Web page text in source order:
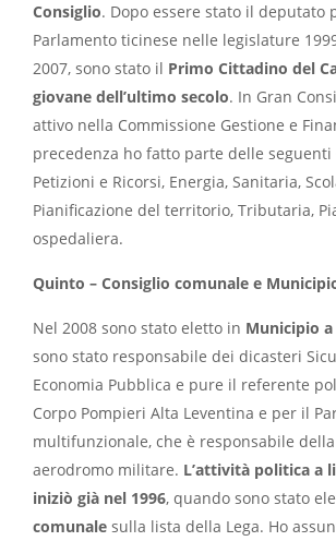
Consiglio. Dopo essere stato il deputato
Parlamento ticinese nelle legislature
2007, sono stato il Primo Cittadino del
giovane dell’ultimo secolo. In Gran
attivo nella Commissione Gestione e
precedenza ho fatto parte delle seguenti
Petizioni e Ricorsi, Energia, Sanitaria,
Pianificazione del territorio, Tributaria,
ospedaliera.
Quinto – Consiglio comunale e
Nel 2008 sono stato eletto in Municipio
sono stato responsabile dei dicasteri
Economia Pubblica e pure il referente
Corpo Pompieri Alta Leventina e per il
multifunzionale, che è responsabile della
aerodromo militare. L’attività politica a
iniziò già nel 1996, quando sono stato
comunale sulla lista della Lega. Ho